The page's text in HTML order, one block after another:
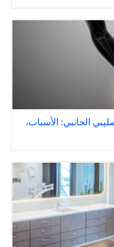
الجانبي: الأسباب،